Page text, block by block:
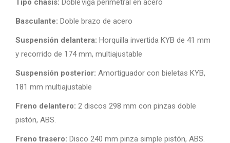
Tipo chasis: Doble viga perimetral en acero
Basculante: Doble brazo de acero
Suspensión delantera: Horquilla invertida KYB de 41 mm
y recorrido de 174 mm, multiajustable
Suspensión posterior: Amortiguador con bieletas KYB,
181 mm multiajustable
Freno delantero: 2 discos 298 mm con pinzas doble
pistón, ABS.
Freno trasero: Disco 240 mm pinza simple pistón, ABS.